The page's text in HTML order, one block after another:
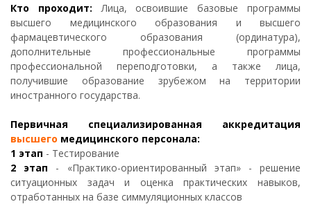
Кто проходит:Лица, освоившие базовые программы
высшего медицинского образования и высшего
фармацевтического образования (ординатура),
дополнительные профессиональные программы
профессиональной переподготовки, а также лица,
получившие образование зрубежом на территории
иностранного государства.
Первичная специализированная аккредитация
высшего медицинского персонала:
1 этап - Тестирование
2 этап - «Практико-ориентированный этап» - решение
ситуационных задач и оценка практических навыков,
отработанных на базе симмуляционных классов